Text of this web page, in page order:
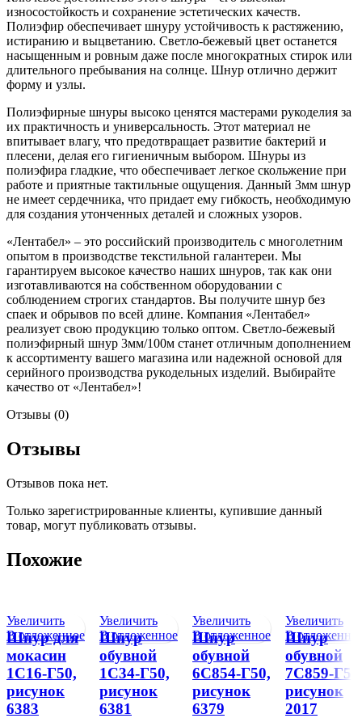
износостойкость и сохранение эстетических качеств.
Полиэфир обеспечивает шнуру устойчивость к растяжению,
истиранию и выцветанию. Светло-бежевый цвет останется
насыщенным и ровным даже после многократных стирок или
длительного пребывания на солнце. Шнур отлично держит
форму и узлы.
Полиэфирные шнуры высоко ценятся мастерами рукоделия за
их практичность и универсальность. Этот материал не
впитывает влагу, что предотвращает развитие бактерий и
плесени, делая его гигиеничным выбором. Шнуры из
полиэфира гладкие, что обеспечивает легкое скольжение при
работе и приятные тактильные ощущения. Данный 3мм шнур
не имеет сердечника, что придает ему гибкость, необходимую
для создания утонченных деталей и сложных узоров.
«Лентабел» – это российский производитель с многолетним
опытом в производстве текстильной галантереи. Мы
гарантируем высокое качество наших шнуров, так как они
изготавливаются на собственном оборудовании с
соблюдением строгих стандартов. Вы получите шнур без
спаек и обрывов по всей длине. Компания «Лентабел»
реализует свою продукцию только оптом. Светло-бежевый
полиэфирный шнур 3мм/100м станет отличным дополнением
к ассортименту вашего магазина или надежной основой для
серийного производства рукодельных изделий. Выбирайте
качество от «Лентабел»!
Отзывы (0)
Отзывы
Отзывов пока нет.
Только зарегистрированные клиенты, купившие данный
товар, могут публиковать отзывы.
Похожие
Увеличить
В отложенное
Шнур для
мокасин
1С16-Г50,
рисунок
6383
Увеличить
В отложенное
Шнур
обувной
1С34-Г50,
рисунок
6381
Увеличить
В отложенное
Шнур
обувной
6С854-Г50,
рисунок
6379
Увеличить
В
Шнур
обувной
7С859-
рисунок
2017